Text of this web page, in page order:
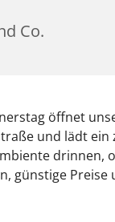
Co.
öffnet
und lädt
drinnen,
günstige